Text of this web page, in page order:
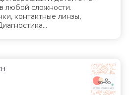
любой сложности.
контактные линзы,